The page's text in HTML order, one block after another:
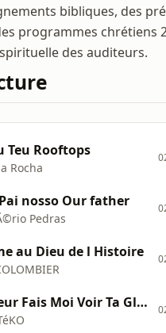
bibliques, des
programmes chrétiens
des auditeurs.
Teu Rooftops
Rocha
nosso Our father
Pedras
au Dieu de l Histoire
Seigneur Fais Moi Voir Ta Gloire